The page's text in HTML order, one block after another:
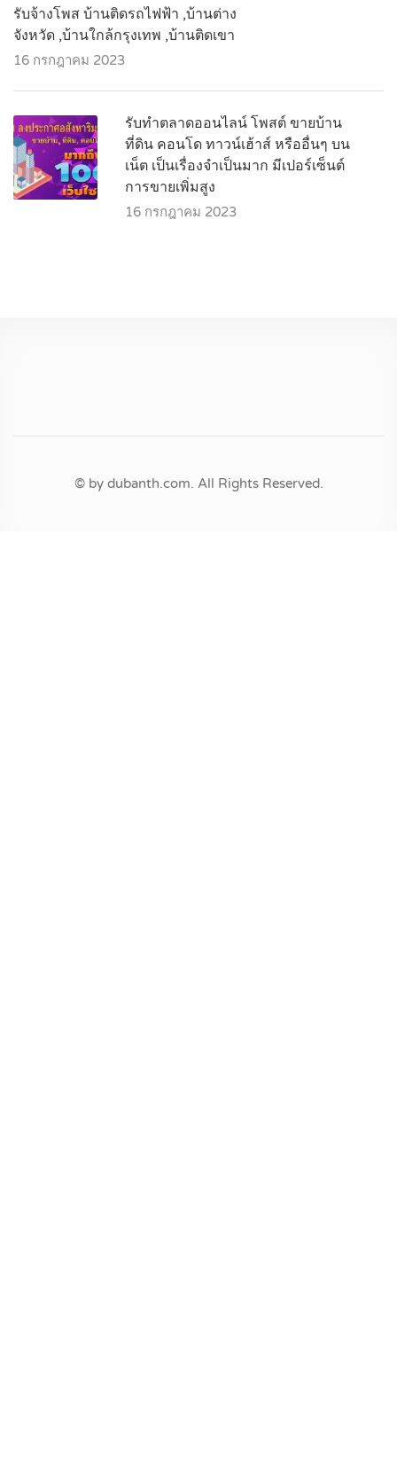
รับจ้างโพส บ้านติดรถไฟฟ้า ,บ้านต่าง
จังหวัด ,บ้านใกล้กรุงเทพ ,บ้านติดเขา
16 กรกฎาคม 2023
รับทำตลาดออนไลน์ โพสต์ ขายบ้าน
ที่ดิน คอนโด ทาวน์เฮ้าส์ หรืออื่นๆ บน
เน็ต เป็นเรื่องจำเป็นมาก มีเปอร์เซ็นต์
การขายเพิ่มสูง
16 กรกฎาคม 2023
© by dubanth.com. All Rights Reserved.